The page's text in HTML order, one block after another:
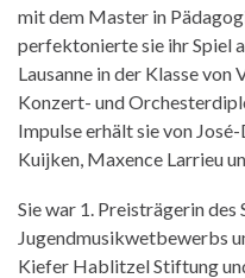
mit dem Master in
perfektonierte sie ihr Spiel
Lausanne in der Klasse von
Konzert- und
Impulse erhält sie von
Kuijken, Maxence Larrieu
Sie war 1. Preisträgerin des
Jugendmusikwetbewerbs
Kiefer Hablitzel Stiftung